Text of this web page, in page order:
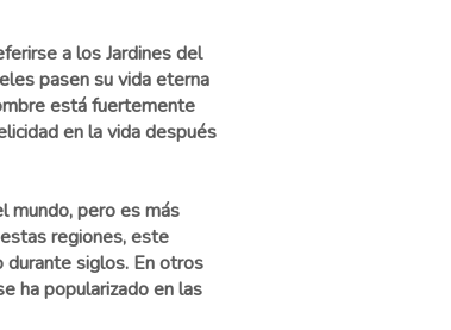
a los Jardines del
pasen su vida eterna
está fuertemente
en la vida después
mundo, pero es más
regiones, este
durante siglos. En otros
ha popularizado en las